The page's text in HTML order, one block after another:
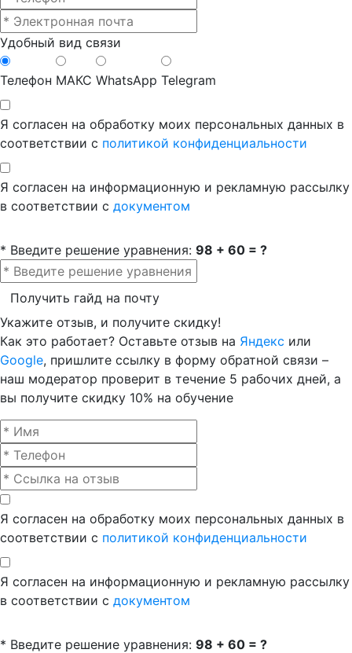
Удобный вид связи
Телефон МАКС WhatsApp Telegram
Я согласен на обработку моих персональных данных в
соответствии с политикой конфиденциальности
Я согласен на информационную и рекламную рассылку
в соответствии с документом
* Введите решение уравнения: 98 + 60 = ?
Получить гайд на почту
Укажите отзыв, и получите скидку!
Как это работает? Оставьте отзыв на Яндекс или
Google, пришлите ссылку в форму обратной связи –
наш модератор проверит в течение 5 рабочих дней, а
вы получите скидку 10% на обучение
Я согласен на обработку моих персональных данных в
соответствии с политикой конфиденциальности
Я согласен на информационную и рекламную рассылку
в соответствии с документом
* Введите решение уравнения: 98 + 60 = ?